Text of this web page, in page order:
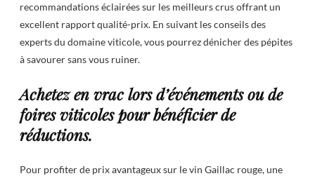
recommandations éclairées sur les meilleurs crus offrant un
excellent rapport qualité-prix. En suivant les conseils des
experts du domaine viticole, vous pourrez dénicher des pépites
à savourer sans vous ruiner.
Achetez en vrac lors d’événements ou de
foires viticoles pour bénéficier de
réductions.
Pour profiter de prix avantageux sur le vin Gaillac rouge, une